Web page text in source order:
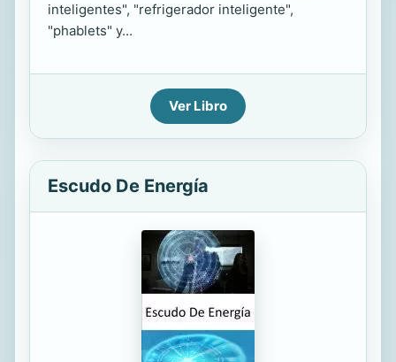
inteligentes", "refrigerador inteligente",
"phablets" y...
Ver Libro
Escudo De Energía